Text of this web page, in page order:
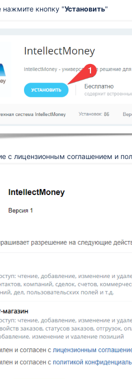
использую я?
кнопку "Установить"
с лицензионным соглашением и